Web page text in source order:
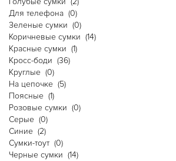
Для телефона (0)
Зеленые сумки (0)
Коричневые сумки (14)
Красные сумки (1)
Кросс-боди (36)
Круглые (0)
На цепочке (5)
Поясные (1)
Розовые сумки (0)
Серые (0)
Синие (2)
Сумки-тоут (0)
Черные сумки (14)